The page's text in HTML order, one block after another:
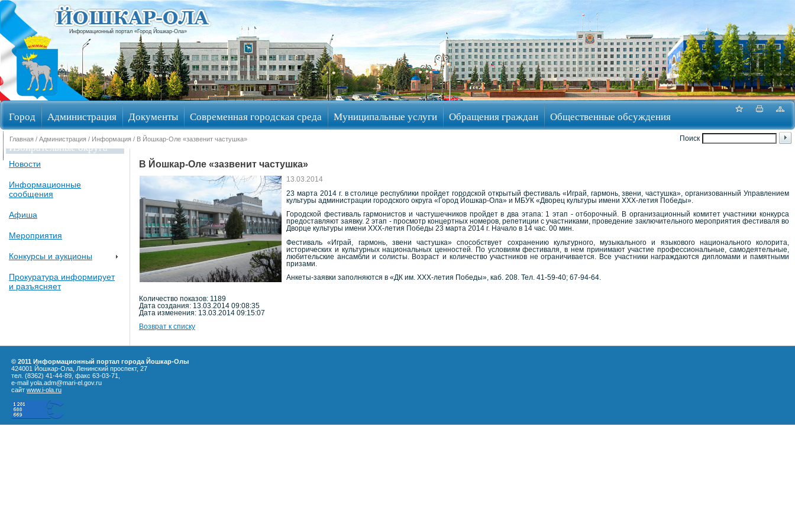
Информационный портал «Город Йошкар-Ола»
Город Администрация Документы Современная городская среда Муниципальные услуги Обращения граждан Общественные обсуждения
Избирательные округа
Поиск
Главная / Администрация / Информация / В Йошкар-Оле «зазвенит частушка»
Новости
Информационные
сообщения
Афиша
Мероприятия
Конкурсы и аукционы
Прокуратура информирует
и разъясняет
В Йошкар-Оле «зазвенит частушка»
13.03.2014
23 марта 2014 г. в столице республики пройдет городской открытый фестиваль «Играй, гармонь, звени, частушка», организованный Управлением
культуры администрации городского округа «Город Йошкар-Ола» и МБУК «Дворец культуры имени ХХХ-летия Победы».
Городской фестиваль гармонистов и частушечников пройдет в два этапа: 1 этап - отборочный. В организационный комитет участники конкурса
предоставляют заявку. 2 этап - просмотр концертных номеров, репетиции с участниками, проведение заключительного мероприятия фестиваля во
Дворце культуры имени ХХХ-летия Победы 23 марта 2014 г. Начало в 14 час. 00 мин.
Фестиваль «Играй, гармонь, звени частушка» способствует сохранению культурного, музыкального и языкового национального колорита,
исторических и культурных национальных ценностей. По условиям фестиваля, в нем принимают участие профессиональные, самодеятельные,
любительские ансамбли и солисты. Возраст и количество участников не ограничивается. Все участники награждаются дипломами и памятными
призами.
Анкеты-заявки заполняются в «ДК им. ХХХ-летия Победы», каб. 208. Тел. 41-59-40; 67-94-64.
Количество показов: 1189
Дата создания: 13.03.2014 09:08:35
Дата изменения: 13.03.2014 09:15:07
Возврат к списку
© 2011 Информационный портал города Йошкар-Олы
424001 Йошкар-Ола, Ленинский проспект, 27
тел. (8362) 41-44-89, факс 63-03-71,
e-mail yola.adm@mari-el.gov.ru
сайт www.i-ola.ru